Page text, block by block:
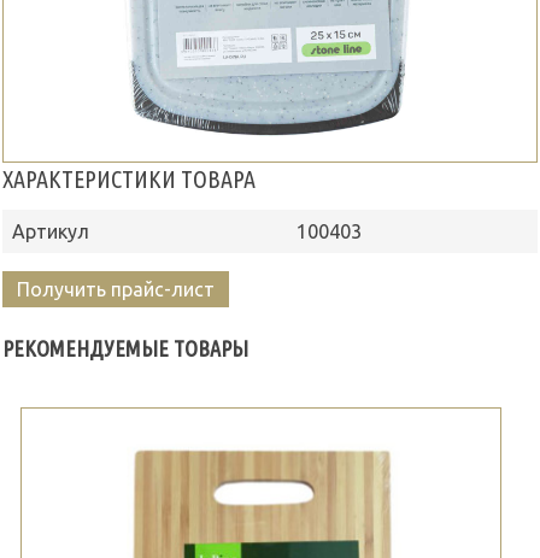
ХАРАКТЕРИСТИКИ ТОВАРА
Артикул 100403
Получить прайс-лист
РЕКОМЕНДУЕМЫЕ ТОВАРЫ